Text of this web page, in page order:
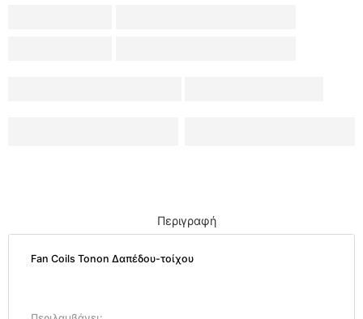
Περιγραφή
Fan Coils Tonon Δαπέδου-τοίχου